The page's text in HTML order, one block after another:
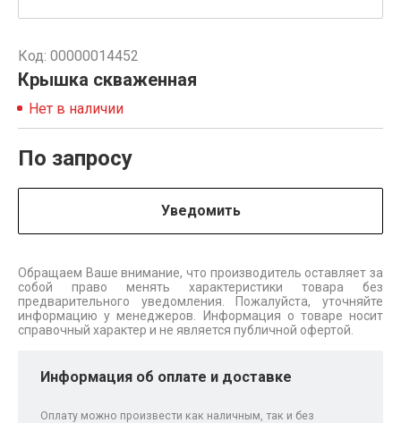
Код: 00000014452
Крышка скваженная
Нет в наличии
По запросу
Уведомить
Обращаем Ваше внимание, что производитель оставляет за
собой право менять характеристики товара без
предварительного уведомления. Пожалуйста, уточняйте
информацию у менеджеров. Информация о товаре носит
справочный характер и не является публичной офертой.
Информация об оплате и доставке
Оплату можно произвести как наличным, так и без